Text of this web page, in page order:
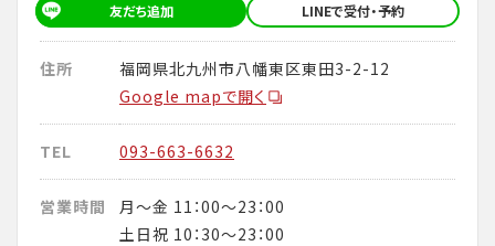
友だち追加 LINEで受付・予約
住所
福岡県北九州市八幡東区東田3-2-12
Google mapで開く
TEL 093-663-6632
営業時間
月～金 11：00～23：00
土日祝 10：30～23：00